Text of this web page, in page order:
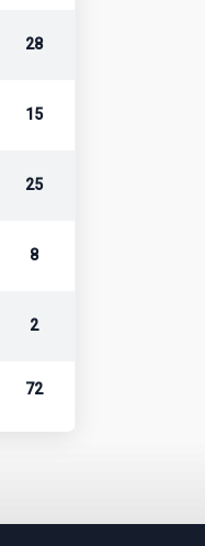
28
15
25
8
2
72